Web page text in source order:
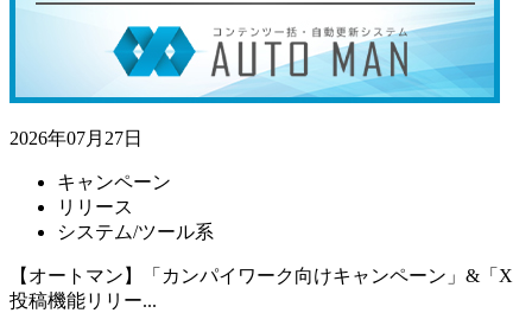
2026年07月27日
キャンペーン
リリース
システム/ツール系
【オートマン】「カンパイワーク向けキャンペーン」&「X
投稿機能リリー...